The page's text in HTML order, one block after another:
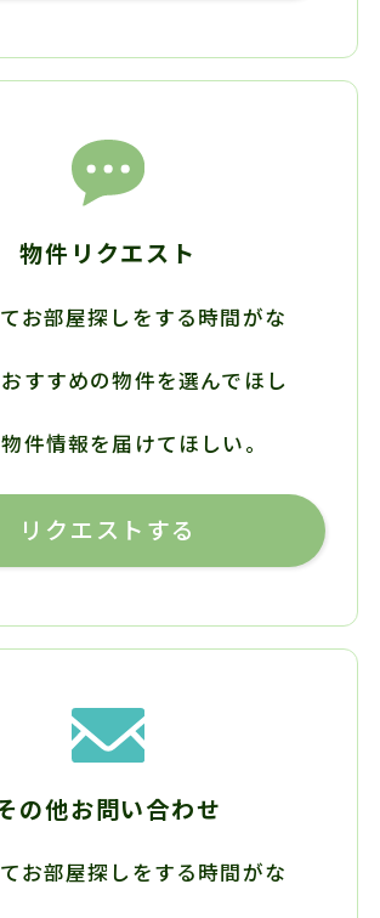
物件リクエスト
お部屋探しをする時間がな
すすめの物件を選んでほし
件情報を届けてほしい。
リクエストする
の他お問い合わせ
お部屋探しをする時間がな